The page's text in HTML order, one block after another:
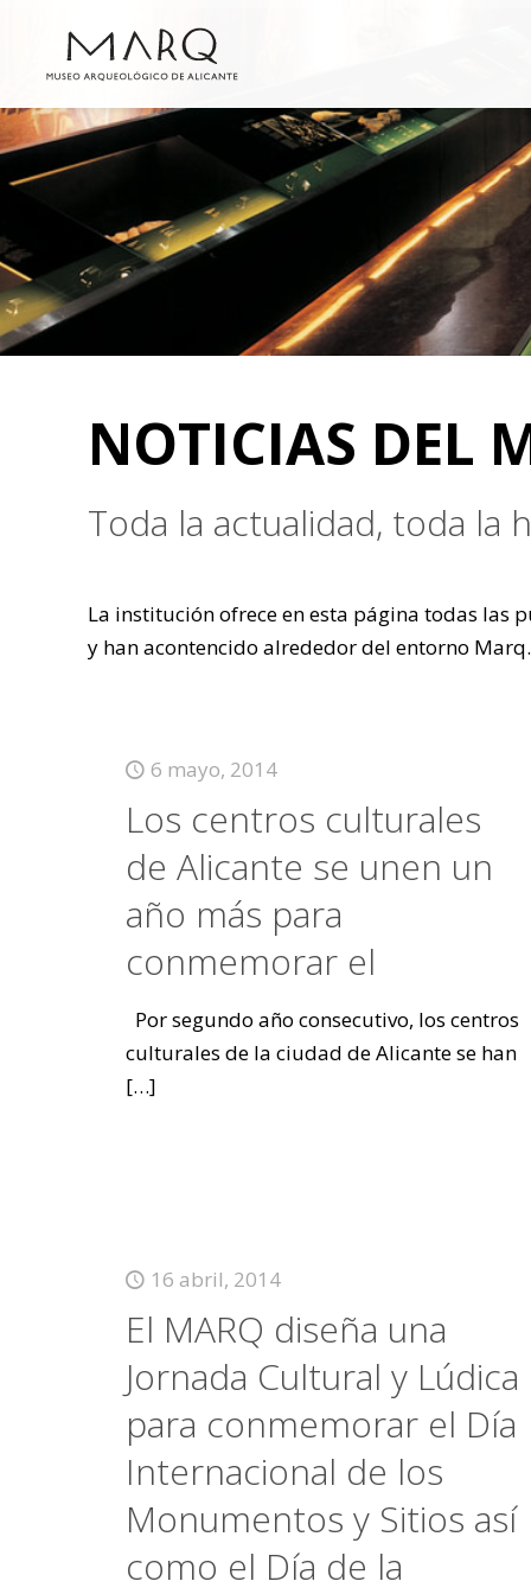
NOTICIAS DEL
Toda la actualidad, toda la
La institución ofrece en esta página todas las
y han acontencido alrededor del entorno Marq.
6 mayo, 2014
Los centros culturales
de Alicante se unen un
año más para
conmemorar el
Por segundo año consecutivo, los centros
culturales de la ciudad de Alicante se han
[…]
16 abril, 2014
El MARQ diseña una
Jornada Cultural y Lúdica
para conmemorar el Día
Internacional de los
Monumentos y Sitios así
como el Día de la